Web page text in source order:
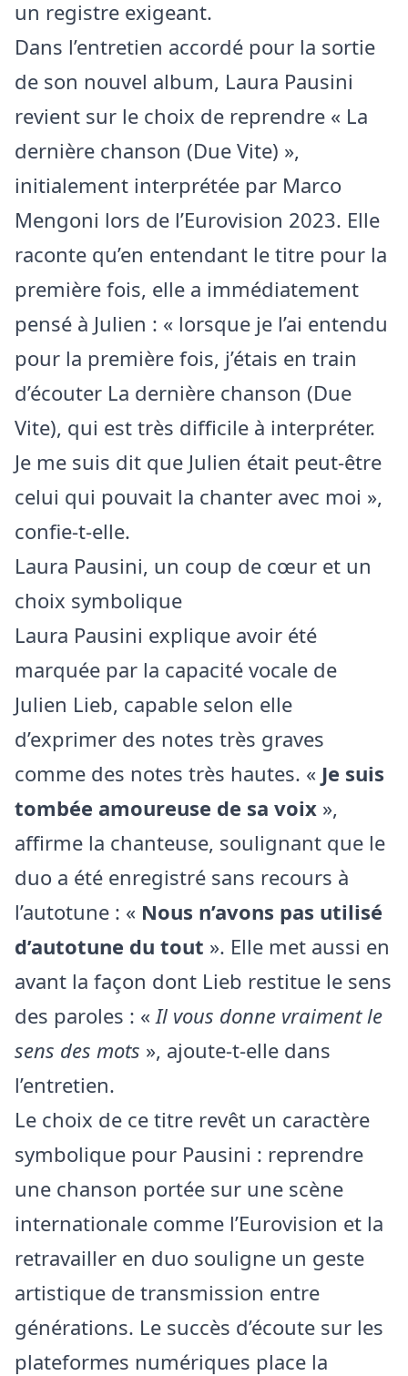
un registre exigeant.
Dans l’entretien accordé pour la sortie
de son nouvel album, Laura Pausini
revient sur le choix de reprendre « La
dernière chanson (Due Vite) »,
initialement interprétée par Marco
Mengoni lors de l’Eurovision 2023. Elle
raconte qu’en entendant le titre pour la
première fois, elle a immédiatement
pensé à Julien : « lorsque je l’ai entendu
pour la première fois, j’étais en train
d’écouter La dernière chanson (Due
Vite), qui est très difficile à interpréter.
Je me suis dit que Julien était peut-être
celui qui pouvait la chanter avec moi »,
confie-t-elle.
Laura Pausini, un coup de cœur et un
choix symbolique
Laura Pausini explique avoir été
marquée par la capacité vocale de
Julien Lieb, capable selon elle
d’exprimer des notes très graves
comme des notes très hautes. « Je suis
tombée amoureuse de sa voix »,
affirme la chanteuse, soulignant que le
duo a été enregistré sans recours à
l’autotune : « Nous n’avons pas utilisé
d’autotune du tout ». Elle met aussi en
avant la façon dont Lieb restitue le sens
des paroles : « Il vous donne vraiment le
sens des mots », ajoute-t-elle dans
l’entretien.
Le choix de ce titre revêt un caractère
symbolique pour Pausini : reprendre
une chanson portée sur une scène
internationale comme l’Eurovision et la
retravailler en duo souligne un geste
artistique de transmission entre
générations. Le succès d’écoute sur les
plateformes numériques place la